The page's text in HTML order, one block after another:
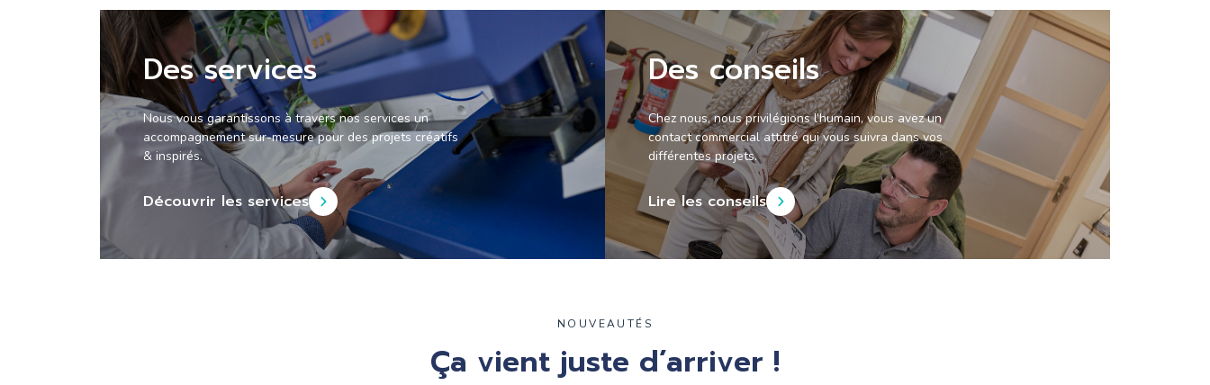
Des services
Nous vous garantissons à travers nos services un
accompagnement sur-mesure pour des projets créatifs
& inspirés.
Découvrir les services
Des conseils
Chez nous, nous privilégions l’humain, vous avez un
contact commercial attitré qui vous suivra dans vos
différentes projets.
Lire les conseils
NOUVEAUTÉS
Ça vientjuste d’arriver !